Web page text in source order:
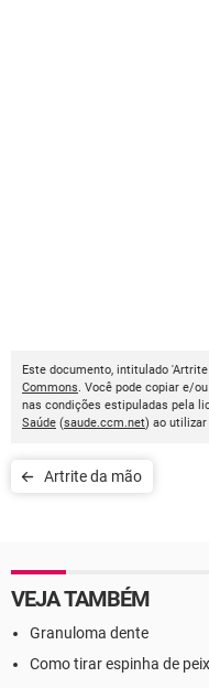
Este documento, intitulado
Commons. Você pode copiar e/
nas condições estipuladas pela
Saúde (saude.ccm.net) ao
Artrite da mão
VEJA TAMBÉM
Granuloma dente
Como tirar espinha de